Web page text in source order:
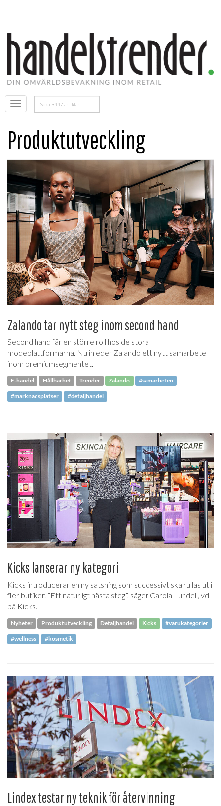
Öppna
menyn
Sök
efter:
Produktutveckling
Zalando tar nytt steg inom second hand
Second hand får en större roll hos de stora
modeplattformarna. Nu inleder Zalando ett nytt samarbete
inom premiumsegmentet.
E-handel Hållbarhet Trender Zalando #samarbeten
#marknadsplatser #detaljhandel
Kicks lanserar ny kategori
Kicks introducerar en ny satsning som successivt ska rullas ut i
fler butiker. ”Ett naturligt nästa steg”, säger Carola Lundell, vd
på Kicks.
Nyheter Produktutveckling Detaljhandel Kicks #varukategorier
#wellness #kosmetik
Lindex testar ny teknik för återvinning